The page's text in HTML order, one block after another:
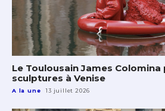
Le Toulousain James Colomina
sculptures à Venise
A la une 13 juillet 2026